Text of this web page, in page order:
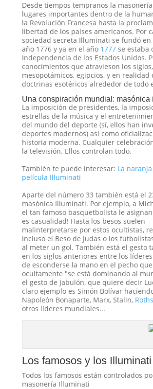
Desde tiempos tempranos la
lugares importantes dentro de la
la Revolución Francesa hasta la
libertad de los países americanos. Por
sociedad secreta Illuminati se fundó en
año 1776 y ya en el año 1777se estaba
Independencia de los Estados Unidos.
conocimientos que atravieson los
mesopotámicos, egipcios, y en realidad
doctrinas esotéricos alrededor de todo
Una conspiración mundial: masónica
La imposición de presidentes, la
estrellas de la música y el
del mundo del deporte (sí, ellos han
deportes modernos) así como
historia moderna. Cualquier
la televisión. Ellos controlan todo.
También te puede interesar: La
película Illuminati
Aparte del número 33 también está el
masónica Illuminati. Por ejemplo, a
el tan famoso basquetbolista le asignan
es casualidad! Hasta los besos suelen
malinterpretarse por estos ocultistas,
incluso el Beso de Judas o los
al meter un gol. También está el gesto
en los siglos anteriores entre los
de esconderse la mano en el pecho
ocultamente "se está dominando al
el gesto de Jabulón, que quiere decir
claro ejemplo es Simón Bolívar
Napoleón Bonaparte, Marx, Stalin,
otros líderes mundiales...
Los famosos y los Illuminati
Todos los famosos están controlados
masonería Illuminati